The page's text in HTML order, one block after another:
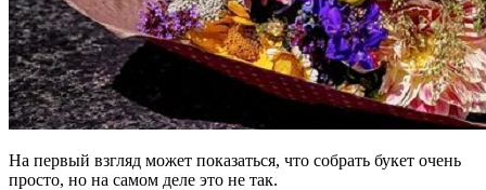
На первый взгляд может показаться, что собрать букет очень
просто, но на самом деле это не так.